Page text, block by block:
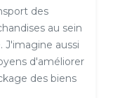
des
au sein
J'imagine aussi
d'améliorer
des biens